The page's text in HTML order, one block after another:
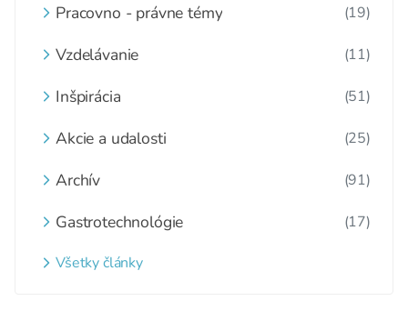
Pracovno - právne témy (19)
Vzdelávanie (11)
Inšpirácia (51)
Akcie a udalosti (25)
Archív (91)
Gastrotechnológie (17)
Všetky články